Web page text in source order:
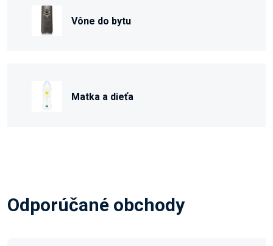
Vône do bytu
Matka a dieťa
Odporúčané obchody